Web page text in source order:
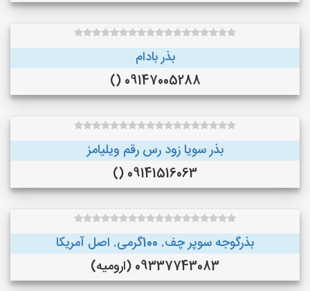
بذر بادام
09147005288 ()
بذر سویا زود رس رقم ویلیامز
09141516063 ()
بذرگوجه‌ سوپر چف. 100گرمی. اصل آمریکا
09337743083 (ارومیه)